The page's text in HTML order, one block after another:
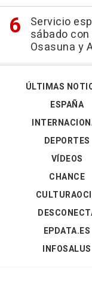
Servicio
sábado
Osasuna y
ÚLTIMAS
ESPAÑA
DEPORTES
VÍDEOS
CHANCE
EPDATA.ES
INFOSALUS